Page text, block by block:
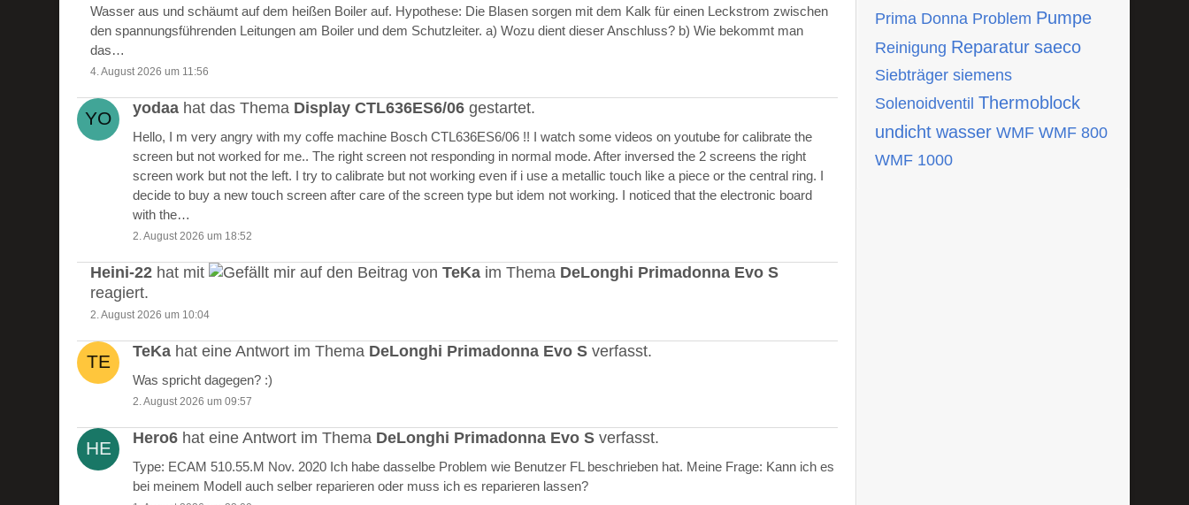
Wasser aus und schäumt auf dem heißen Boiler auf. Hypothese: Die Blasen sorgen mit dem Kalk für einen Leckstrom zwischen
den spannungsführenden Leitungen am Boiler und dem Schutzleiter. a) Wozu dient dieser Anschluss? b) Wie bekommt man
das…
4. August 2026 um 11:56
yodaa hat das Thema Display CTL636ES6/06 gestartet.
Hello, I m very angry with my coffe machine Bosch CTL636ES6/06 !! I watch some videos on youtube for calibrate the
screen but not worked for me.. The right screen not responding in normal mode. After inversed the 2 screens the right
screen work but not the left. I try to calibrate but not working even if i use a metallic touch like a piece or the central ring. I
decide to buy a new touch screen after care of the screen type but idem not working. I noticed that the electronic board
with the…
2. August 2026 um 18:52
Heini-22 hat mit auf den Beitrag vonTeKa im Thema DeLonghi Primadonna Evo S
reagiert.
2. August 2026 um 10:04
TeKa hat eine Antwort im Thema DeLonghi Primadonna Evo S verfasst.
Was spricht dagegen? :)
2. August 2026 um 09:57
Hero6 hat eine Antwort im Thema DeLonghi Primadonna Evo S verfasst.
Type: ECAM 510.55.M Nov. 2020 Ich habe dasselbe Problem wie Benutzer FL beschrieben hat. Meine Frage: Kann ich es
bei meinem Modell auch selber reparieren oder muss ich es reparieren lassen?
Prima Donna Problem Pumpe
Reinigung Reparatur saeco
Siebträger siemens
Solenoidventil Thermoblock
undicht wasser WMF WMF 800
WMF 1000